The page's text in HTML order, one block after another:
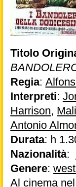
Titolo
Regia:
Interpreti:
Harrison,
Antonio
Durata: h
Nazionalità:
Genere:
Al cinema